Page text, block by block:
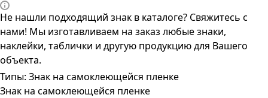
Не нашли подходящий знак в каталоге? Свяжитесь с
нами! Мы изготавливаем на заказ любые знаки,
наклейки, таблички и другую продукцию для Вашего
объекта.
Типы: Знак на самоклеющейся пленке
Знак на самоклеющейся пленке